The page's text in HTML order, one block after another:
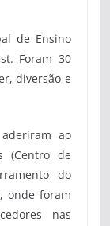
de Ensino
Foram 30
diversão e
ao
(Centro de
do
onde foram
nas